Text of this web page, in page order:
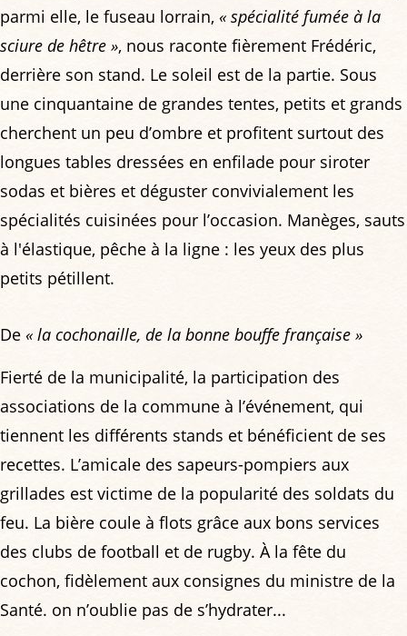
parmi elle, le fuseau lorrain, « spécialité fumée à la
sciure de hêtre », nous raconte fièrement Frédéric,
derrière son stand. Le soleil est de la partie. Sous
une cinquantaine de grandes tentes, petits et grands
cherchent un peu d’ombre et profitent surtout des
longues tables dressées en enfilade pour siroter
sodas et bières et déguster convivialement les
spécialités cuisinées pour l’occasion. Manèges, sauts
à l'élastique, pêche à la ligne : les yeux des plus
petits pétillent.
De « la cochonaille, de la bonne bouffe française »
Fierté de la municipalité, la participation des
associations de la commune à l’événement, qui
tiennent les différents stands et bénéficient de ses
recettes. L’amicale des sapeurs-pompiers aux
grillades est victime de la popularité des soldats du
feu. La bière coule à flots grâce aux bons services
des clubs de football et de rugby. À la fête du
cochon, fidèlement aux consignes du ministre de la
Santé. on n’oublie pas de s’hydrater...